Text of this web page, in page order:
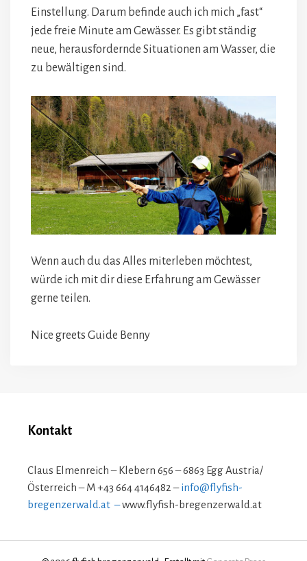
Einstellung. Darum befinde auch ich mich „fast“
jede freie Minute am Gewässer. Es gibt ständig
neue, herausfordernde Situationen am Wasser, die
zu bewältigen sind.
Wenn auch du das Alles miterleben möchtest,
würde ich mit dir diese Erfahrung am Gewässer
gerne teilen.
Nice greets Guide Benny
Kontakt
Claus Elmenreich – Klebern 656 – 6863 Egg Austria/
Österreich – M +43 664 4146482 –info@flyfish-
bregenzerwald.at –www.flyfish-bregenzerwald.at